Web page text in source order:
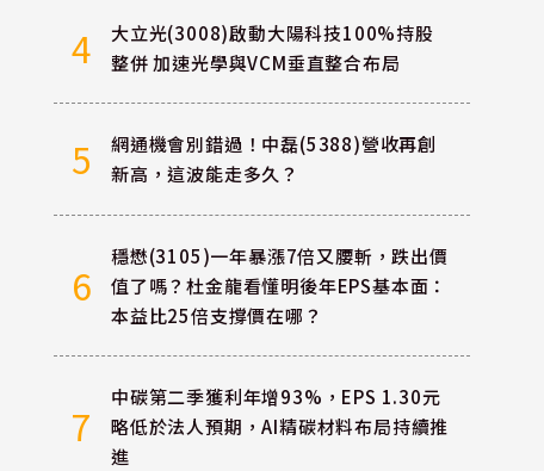
4
大立光(3008)啟動大陽科技100%持股
整併 加速光學與VCM垂直整合布局
5
網通機會別錯過！中磊(5388)營收再創
新高，這波能走多久？
6
穩懋(3105)一年暴漲7倍又腰斬，跌出價
值了嗎？杜金龍看懂明後年EPS基本面：
本益比25倍支撐價在哪？
7
中碳第二季獲利年增93%，EPS 1.30元
略低於法人預期，AI精碳材料布局持續推
進